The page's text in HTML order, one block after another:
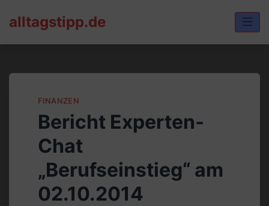
alltagstipp.de
FINANZEN
Bericht Experten-
Chat
„Berufseinstieg“ am
02.10.2014